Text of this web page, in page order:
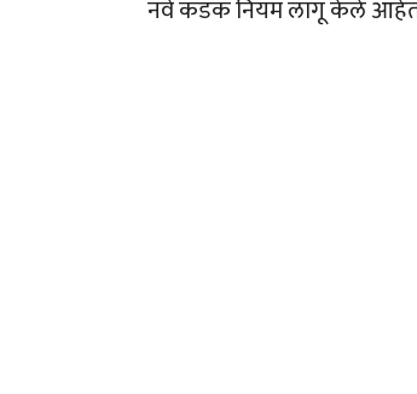
नवे कडक नियम लागू केले